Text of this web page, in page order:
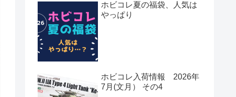
ホビコレ夏の福袋、人気は
やっぱり
ホビコレ入荷情報 2026年
7月(文月） その4